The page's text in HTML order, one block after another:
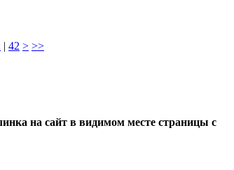
| 42 > >>
на сайт в видимом месте страницы с